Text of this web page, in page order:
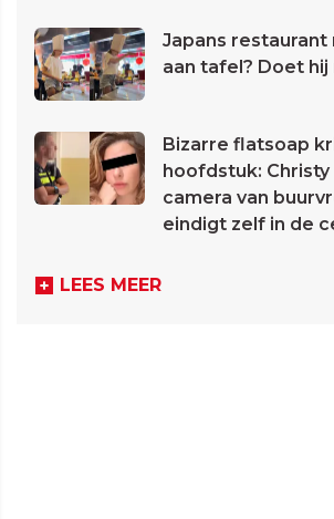
Japans
aan tafel? Doet
Bizarre flatsoap
hoofdstuk:
camera van
eindigt zelf in de
LEES MEER